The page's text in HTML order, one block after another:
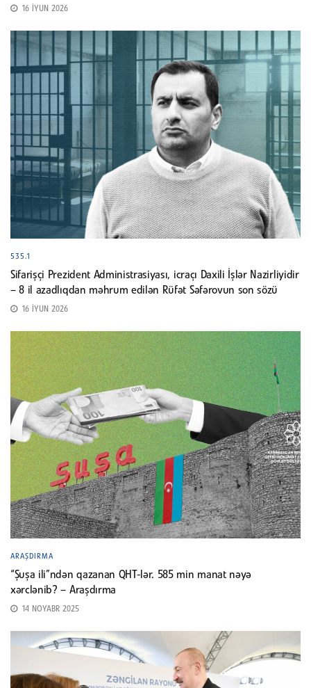
16 İYUN 2026
535.1
Sifarişçi Prezident Administrasiyası, icraçı Daxili İşlər Nazirliyidir
– 8 il azadlıqdan məhrum edilən Rüfət Səfərovun son sözü
16 İYUN 2026
ARAŞDIRMA
“Şuşa ili”ndən qazanan QHT-lər. 585 min manat nəyə
xərclənib? – Araşdırma
14 NOYABR 2025